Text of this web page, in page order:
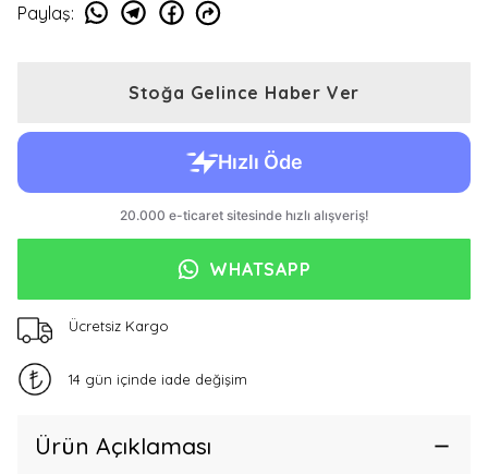
Paylaş:
Stoğa Gelince Haber Ver
WHATSAPP
Ücretsiz Kargo
14 gün içinde iade değişim
Ürün Açıklaması